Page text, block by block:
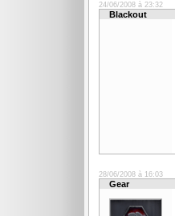
24/06/2008 à 23:32
Blackout
28/06/2008 à 16:03
Gear